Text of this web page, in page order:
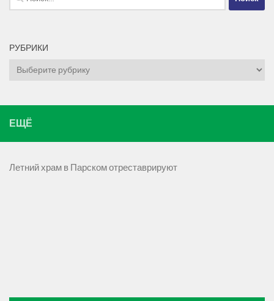
РУБРИКИ
Рубрики
ЕЩЁ
Летний храм в Парском отреставрируют